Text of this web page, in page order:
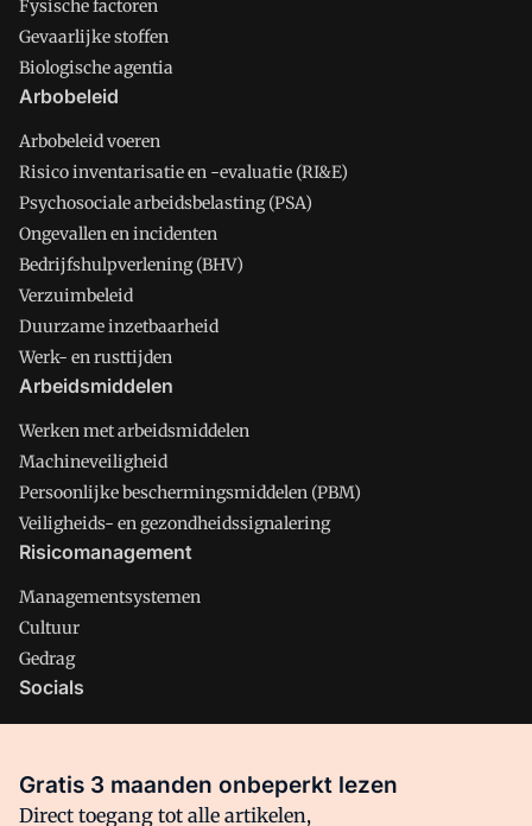
Fysische factoren
Gevaarlijke stoffen
Biologische agentia
Arbobeleid
Arbobeleid voeren
Risico inventarisatie en -evaluatie (RI&E)
Psychosociale arbeidsbelasting (PSA)
Ongevallen en incidenten
Bedrijfshulpverlening (BHV)
Verzuimbeleid
Duurzame inzetbaarheid
Werk- en rusttijden
Arbeidsmiddelen
Werken met arbeidsmiddelen
Machineveiligheid
Persoonlijke beschermingsmiddelen (PBM)
Veiligheids- en gezondheidssignalering
Risicomanagement
Managementsystemen
Cultuur
Gedrag
Socials
Facebook
Gratis 3 maanden onbeperkt lezen
Direct toegang tot alle artikelen,